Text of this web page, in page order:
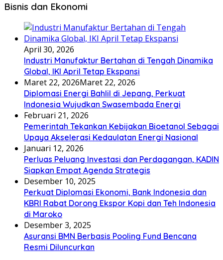
Bisnis dan Ekonomi
April 30, 2026
Industri Manufaktur Bertahan di Tengah Dinamika
Global, IKI April Tetap Ekspansi
Maret 22, 2026Maret 22, 2026
Diplomasi Energi Bahlil di Jepang, Perkuat
Indonesia Wujudkan Swasembada Energi
Februari 21, 2026
Pemerintah Tekankan Kebijakan Bioetanol Sebagai
Upaya Akselerasi Kedaulatan Energi Nasional
Januari 12, 2026
Perluas Peluang Investasi dan Perdagangan, KADIN
Siapkan Empat Agenda Strategis
Desember 10, 2025
Perkuat Diplomasi Ekonomi, Bank Indonesia dan
KBRI Rabat Dorong Ekspor Kopi dan Teh Indonesia
di Maroko
Desember 3, 2025
Asuransi BMN Berbasis Pooling Fund Bencana
Resmi Diluncurkan